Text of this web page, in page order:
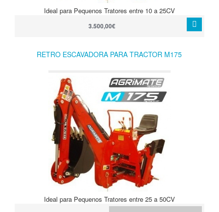
Ideal para Pequenos Tratores entre 10 a 25CV
3.500,00€
RETRO ESCAVADORA PARA TRACTOR M175
Ideal para Pequenos Tratores entre 25 a 50CV